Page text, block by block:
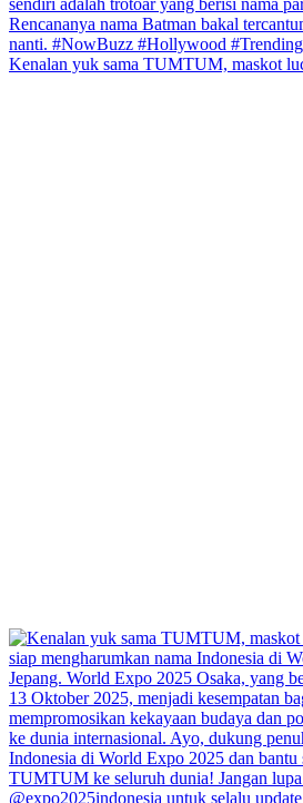
Kenalan yuk sama TUMTUM, maskot